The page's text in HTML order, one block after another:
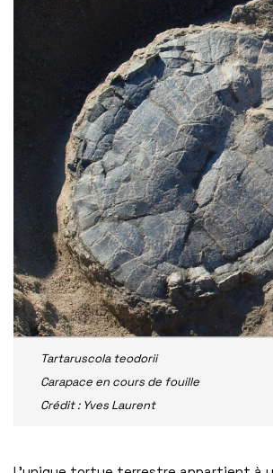
Tartaruscola teodorii
Carapace en cours de fouille
Crédit : Yves Laurent